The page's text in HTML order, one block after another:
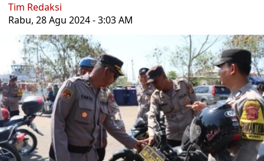
Tim Redaksi
Rabu, 28 Agu 2024 - 3:03 AM